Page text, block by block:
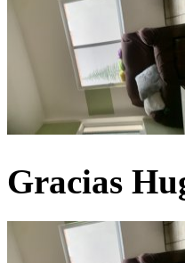
Gracias